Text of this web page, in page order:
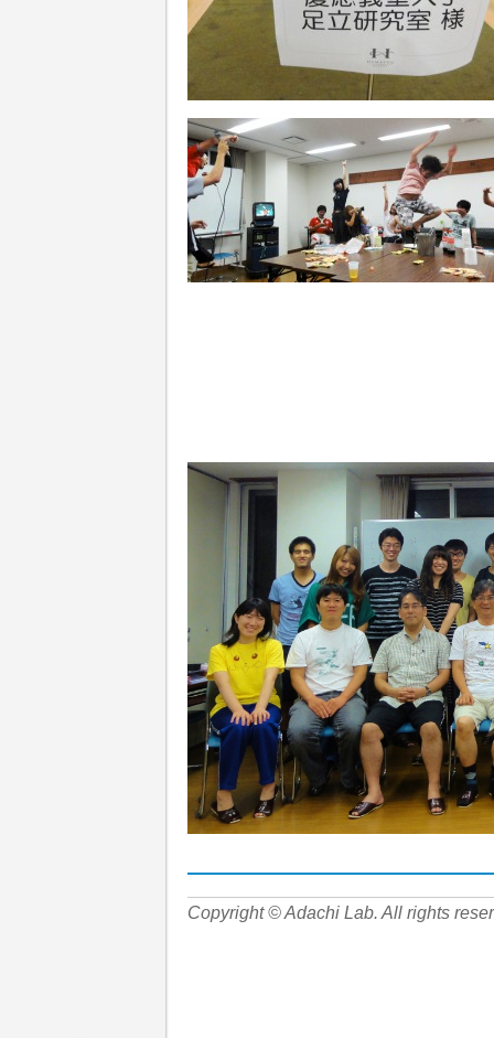
Copyright © Adachi Lab. All rights